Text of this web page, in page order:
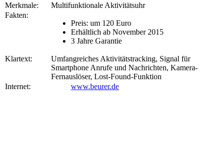
Merkmale:
Multifunktionale Aktivitätsuhr
Fakten:
Preis: um 120 Euro
Erhältlich ab November 2015
3 Jahre Garantie
Klartext:
Umfangreiches Aktivitätstracking, Signal für
Smartphone Anrufe und Nachrichten, Kamera-
Fernauslöser, Lost-Found-Funktion
Internet:
www.beurer.de